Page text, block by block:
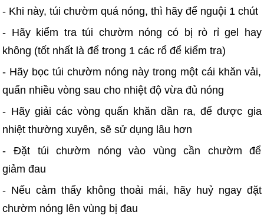
- Khi này, túi chườm quá nóng, thì hãy để nguội 1 chút
- Hãy kiểm tra túi chườm nóng có bị rò rỉ gel hay
không (tốt nhất là để trong 1 các rổ để kiểm tra)
- Hãy bọc túi chườm nóng này trong một cái khăn vải,
quấn nhiều vòng sau cho nhiệt độ vừa đủ nóng
- Hãy giải các vòng quấn khăn dần ra, để được gia
nhiệt thường xuyên, sẽ sử dụng lâu hơn
- Đặt túi chườm nóng vào vùng cần chườm để
giảm đau
- Nếu cảm thấy không thoải mái, hãy huỷ ngay đặt
chườm nóng lên vùng bị đau